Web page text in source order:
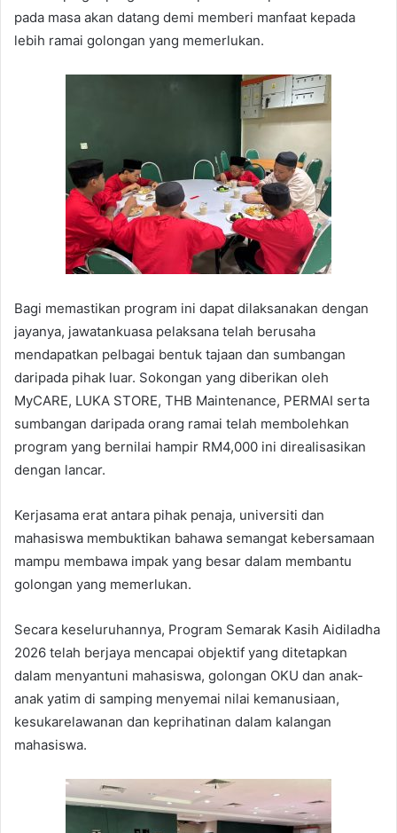
pada masa akan datang demi memberi manfaat kepada
lebih ramai golongan yang memerlukan.
Bagi memastikan program ini dapat dilaksanakan dengan
jayanya, jawatankuasa pelaksana telah berusaha
mendapatkan pelbagai bentuk tajaan dan sumbangan
daripada pihak luar. Sokongan yang diberikan oleh
MyCARE, LUKA STORE, THB Maintenance, PERMAI serta
sumbangan daripada orang ramai telah membolehkan
program yang bernilai hampir RM4,000 ini direalisasikan
dengan lancar.
Kerjasama erat antara pihak penaja, universiti dan
mahasiswa membuktikan bahawa semangat kebersamaan
mampu membawa impak yang besar dalam membantu
golongan yang memerlukan.
Secara keseluruhannya, Program Semarak Kasih Aidiladha
2026 telah berjaya mencapai objektif yang ditetapkan
dalam menyantuni mahasiswa, golongan OKU dan anak-
anak yatim di samping menyemai nilai kemanusiaan,
kesukarelawanan dan keprihatinan dalam kalangan
mahasiswa.